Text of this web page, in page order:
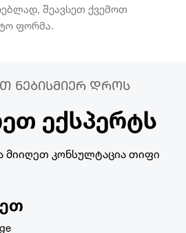
შეავსეთ ქვემოთ
ფორმა.
ᲜᲔᲑᲘᲡᲛᲘᲔᲠ ᲓᲠᲝᲡ
ᲔᲥᲡᲞᲔᲠᲢᲡ
მიიღეთ კონსულტაცია თიფი